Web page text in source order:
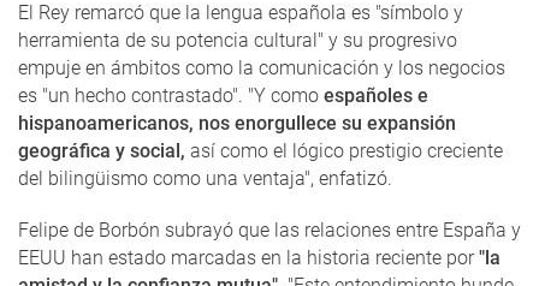
El Rey remarcó que la lengua española es "símbolo y
herramienta de su potencia cultural" y su progresivo
empuje en ámbitos como la comunicación y los negocios
es "un hecho contrastado". "Y como españoles e
hispanoamericanos, nos enorgullece su expansión
geográfica y social, así como el lógico prestigio creciente
del bilingüismo como una ventaja", enfatizó.
Felipe de Borbón subrayó que las relaciones entre España y
EEUU han estado marcadas en la historia reciente por"la